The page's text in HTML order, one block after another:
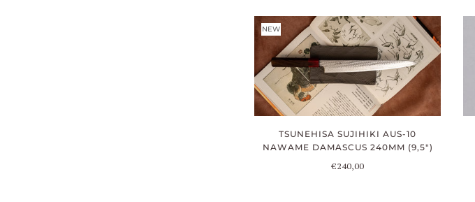
NEW
TSUNEHISA SUJIHIKI AUS-10
NAWAME DAMASCUS 240MM (9,5")
€240,00